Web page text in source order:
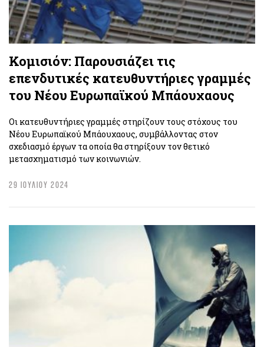
Κομισιόν: Παρουσιάζει τις
επενδυτικές κατευθυντήριες γραμμές
του Νέου Ευρωπαϊκού Μπάουχαους
Οι κατευθυντήριες γραμμές στηρίζουν τους στόχους του
Νέου Ευρωπαϊκού Μπάουχαους, συμβάλλοντας στον
σχεδιασμό έργων τα οποία θα στηρίξουν τον θετικό
μετασχηματισμό των κοινωνιών.
29 ΙΟΥΛΙΟΥ 2024